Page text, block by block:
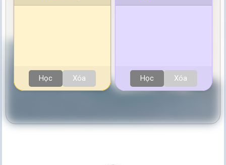
Học Xóa Học Xóa